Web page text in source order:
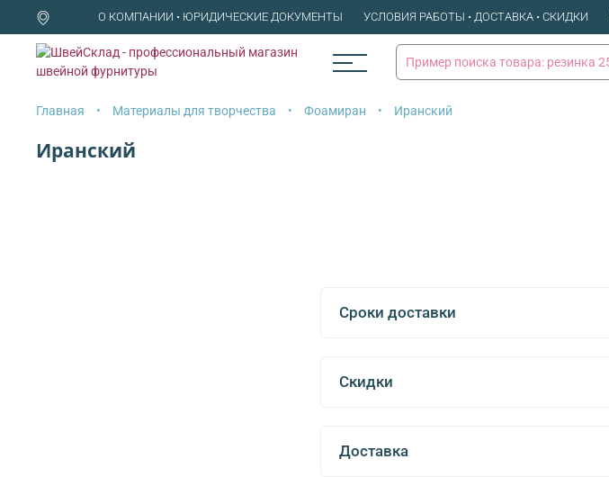
О КОМПАНИИ • ЮРИДИЧЕСКИЕ ДОКУМЕНТЫ УСЛОВИЯ РАБОТЫ • ДОСТАВКА • СКИДКИ
Главная Материалы для творчества Фоамиран Иранский
Иранский
Сроки доставки
Скидки
Доставка